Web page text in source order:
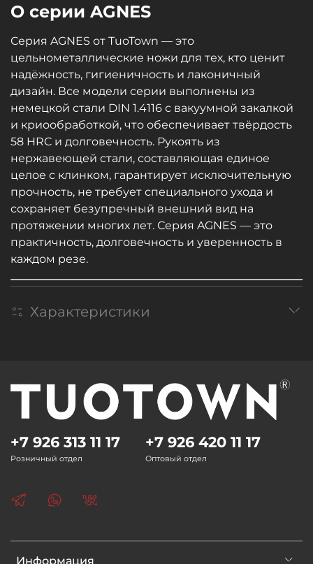
О серии AGNES
Серия AGNES от TuoTown — это
цельнометаллические ножи для тех, кто ценит
надёжность, гигиеничность и лаконичный
дизайн. Все модели серии выполнены из
немецкой стали DIN 1.4116 с вакуумной закалкой
и криообработкой, что обеспечивает твёрдость
58 HRC и долговечность. Рукоять из
нержавеющей стали, составляющая единое
целое с клинком, гарантирует исключительную
прочность, не требует специального ухода и
сохраняет безупречный внешний вид на
протяжении многих лет. Серия AGNES — это
практичность, долговечность и уверенность в
каждом резе.
Характеристики
Информация
+7 926 313 11 17
Розничный отдел
+7 926 420 11 17
Оптовый отдел